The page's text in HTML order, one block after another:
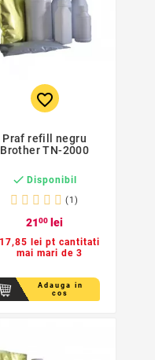
favorite_border
Praf refill negru
Brother TN-2000
 Disponibil
(1)
2100 lei
17,85 lei pt cantitati
mai mari de 3
Adauga in
cos